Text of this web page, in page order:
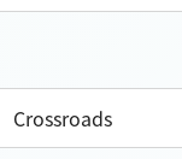
Crossroads